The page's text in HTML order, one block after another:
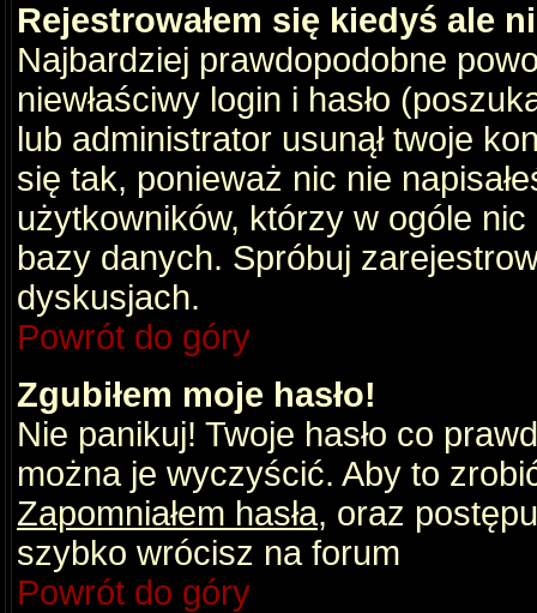
Rejestrowałem się kiedyś ale
Najbardziej prawdopodobne
niewłaściwy login i hasło
lub administrator usunął twoje
się tak, ponieważ nic nie
użytkowników, którzy w ogóle
bazy danych. Spróbuj
dyskusjach.
Powrót do góry
Zgubiłem moje hasło!
Nie panikuj! Twoje hasło co
można je wyczyścić. Aby to
Zapomniałem hasła, oraz
szybko wrócisz na forum
Powrót do góry